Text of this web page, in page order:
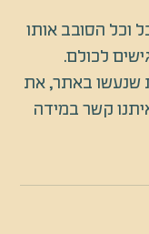
וכל הסובב אותו
לכולם.
באתר, את
קשר במידה